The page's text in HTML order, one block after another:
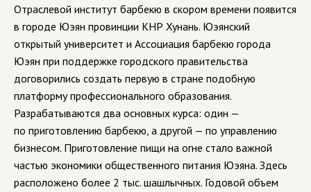
Отраслевой институт барбекю в скором времени появится
в городе Юэян провинции КНР Хунань. Юэянский
открытый университет и Ассоциация барбекю города
Юэян при поддержке городского правительства
договорились создать первую в стране подобную
платформу профессионального образования.
Разрабатываются два основных курса: один —
по приготовлению барбекю, а другой — по управлению
бизнесом. Приготовление пищи на огне стало важной
частью экономики общественного питания Юэяна. Здесь
расположено более 2 тыс. шашлычных. Годовой объем